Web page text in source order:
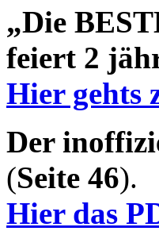
„Die
feiert 2
Hier gehts
Der
(Seite 46).
Hier das